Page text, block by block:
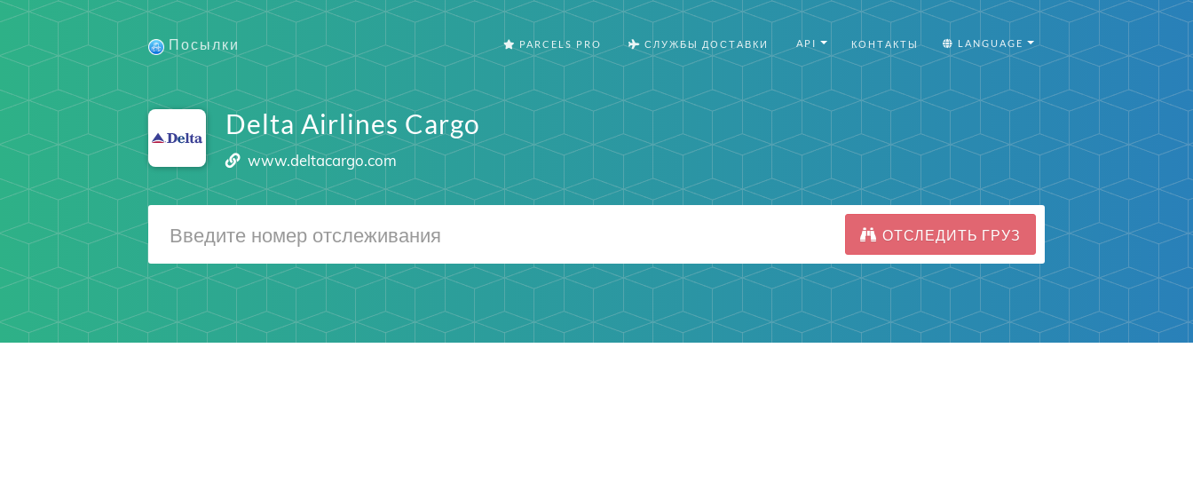
Посылки PARCELS PRO СЛУЖБЫ ДОСТАВКИ API КОНТАКТЫ LANGUAGE
Delta Airlines Cargo
www.deltacargo.com
ОТСЛЕДИТЬ ГРУЗ